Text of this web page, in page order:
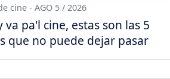
cine - AGO 5 / 2026
va pa'l cine, estas son las 5
que no puede dejar pasar